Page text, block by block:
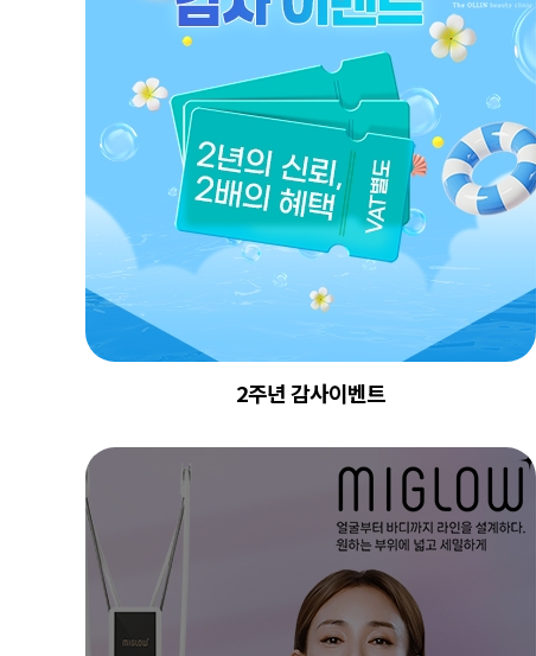
2주년 감사이벤트